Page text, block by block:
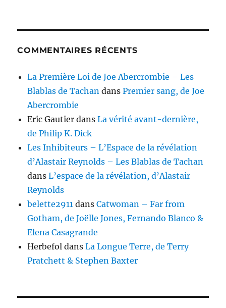
COMMENTAIRES RÉCENTS
La Première Loi de Joe Abercrombie – Les
Blablas de Tachan dansPremier sang, de Joe
Abercrombie
Eric Gautier dansLa vérité avant-dernière,
de Philip K. Dick
Les Inhibiteurs – L’Espace de la révélation
d’Alastair Reynolds – Les Blablas de Tachan
dansL’espace de la révélation, d’Alastair
Reynolds
belette2911 dansCatwoman – Far from
Gotham, de Joëlle Jones, Fernando Blanco &
Elena Casagrande
Herbefol dansLa Longue Terre, de Terry
Pratchett & Stephen Baxter